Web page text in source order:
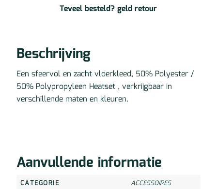
Teveel besteld? geld retour
Beschrijving
Een sfeervol en zacht vloerkleed, 50% Polyester /
50% Polypropyleen Heatset , verkrijgbaar in
verschillende maten en kleuren.
Aanvullende informatie
CATEGORIE
ACCESSOIRES